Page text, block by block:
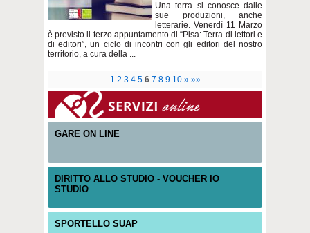
Una terra si conosce dalle
sue produzioni, anche
letterarie. Venerdì 11 Marzo
è previsto il terzo appuntamento di “Pisa: Terra di lettori e
di editori”, un ciclo di incontri con gli editori del nostro
territorio, a cura della ...
1 2 3 4 5 6 7 8 9 10 » »»
GARE ON LINE
DIRITTO ALLO STUDIO - VOUCHER IO
STUDIO
SPORTELLO SUAP